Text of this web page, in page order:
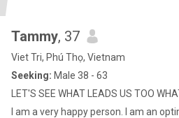
Tammy, 37
Viet Tri, Phú Thọ, Vietnam
Seeking: Male 38 - 63
LET'S SEE WHAT LEADS US TOO
I am a very happy person. I am an